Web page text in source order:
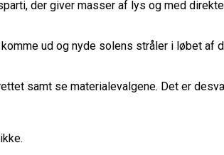
der giver masser af lys og med
ud og nyde solens stråler i løbet af
samt se materialevalgene. Det er